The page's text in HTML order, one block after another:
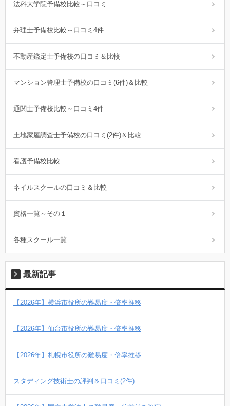
法科大学院予備校比較～口コミ
弁理士予備校比較～口コミ4件
不動産鑑定士予備校の口コミ＆比較
マンション管理士予備校の口コミ(6件)＆比較
通関士予備校比較～口コミ4件
土地家屋調査士予備校の口コミ(2件)＆比較
看護予備校比較
ネイルスクールの口コミ＆比較
資格一覧～その１
各種スクール一覧
最新記事
【2026年】横浜市役所の難易度・倍率推移
【2026年】仙台市役所の難易度・倍率推移
【2026年】札幌市役所の難易度・倍率推移
スタディング技術士の評判＆口コミ(2件)